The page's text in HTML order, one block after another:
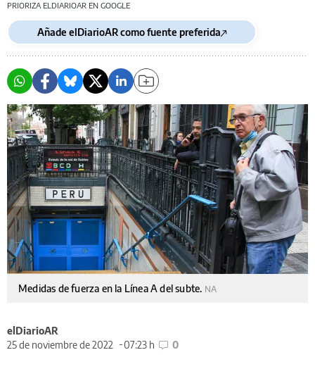
PRIORIZA ELDIARIOAR EN GOOGLE
Añade elDiarioAR como fuente preferida
Medidas de fuerza en la Línea A del subte. NA
elDiarioAR
25 de noviembre de 2022
07:23 h 0